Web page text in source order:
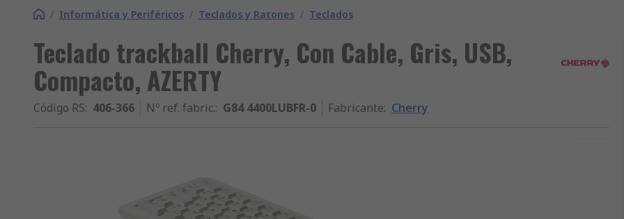
/ Informática y Periféricos / Teclados y Ratones / Teclados
Teclado trackball Cherry, Con Cable, Gris, USB,
Compacto, AZERTY
Código RS: 406-366 Nº ref. fabric.: G84 4400LUBFR-0 Fabricante: Cherry